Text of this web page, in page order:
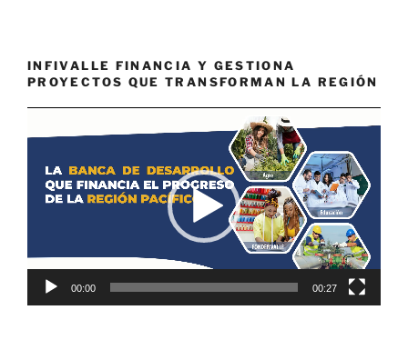
INFIVALLE FINANCIA Y GESTIONA
PROYECTOS QUE TRANSFORMAN LA REGIÓN
de
00:00 00:27